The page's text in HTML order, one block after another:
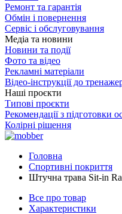
Ремонт та гарантія
Обмін і повернення
Сервіс і обслуговування
Медіа та новини
Новини та події
Фото та відео
Рекламні матеріали
Відео-інструкції до
Наші проєкти
Типові проєкти
Рекомендації з підготовки
Колірні рішення
Головна
Спортивні покриття
Штучна трава Sit-in
Все про товар
Характеристики